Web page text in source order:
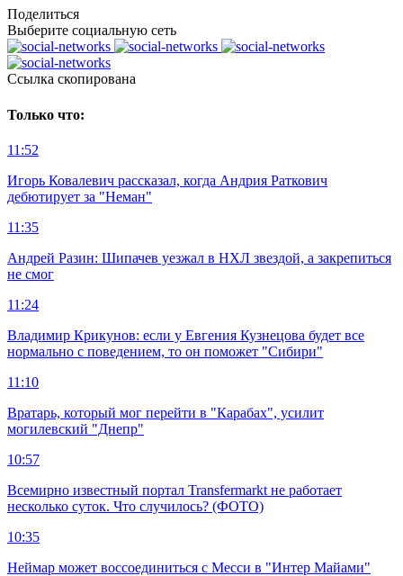
Поделиться
Выберите социальную сеть
Ccылка скопирована
Только что:
11:52
Игорь Ковалевич рассказал, когда Андрия Раткович
дебютирует за "Неман"
11:35
Андрей Разин: Шипачев уезжал в НХЛ звездой, а закрепиться
не смог
11:24
Владимир Крикунов: если у Евгения Кузнецова будет все
нормально с поведением, то он поможет "Сибири"
11:10
Вратарь, который мог перейти в "Карабах", усилит
могилевский "Днепр"
10:57
Всемирно известный портал Transfermarkt не работает
несколько суток. Что случилось? (ФОТО)
10:35
Неймар может воссоединиться с Месси в "Интер Майами"